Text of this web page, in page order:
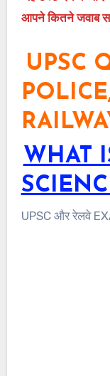
आपने कितने जवाब
UPSC
WHAT
UPSC और रेलवे